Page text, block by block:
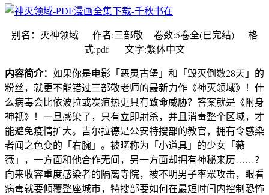
别名：灭神领域 作者:三部敬 卷数:5卷全(已完结) 格
式:pdf 文字:繁体中文
内容简介： 如果你是电影「恶灵古堡」和「毁灭倒数28天」的
粉丝，就更不能错过三部敬老师的最新力作《神灭领域》！什
么病毒会比依波拉或炭疽热更具有致命威胁？答案就是《附身
神祇》！一旦感染了，只有立即射杀，并且消毒整个区域，才
能避免疫情扩大。吉尔拉德是公安特搜部的教官，拥有令感染
者闻之色变的「右腕」。被暱称为「小道具」的少女「薇
薇」，一方面和他合作无间，另一方面却拥有神秘来历……？
向来收容重度感染者的隔离寺院，被不明男子率眾攻击，眼看
病毒就要倾覆整座城市，特搜部要如何在最短时间内控制恐怖